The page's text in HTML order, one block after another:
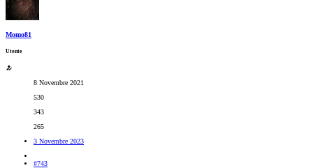
Momo81
Utente
8 Novembre 2021
530
343
265
3 Novembre 2023
#743